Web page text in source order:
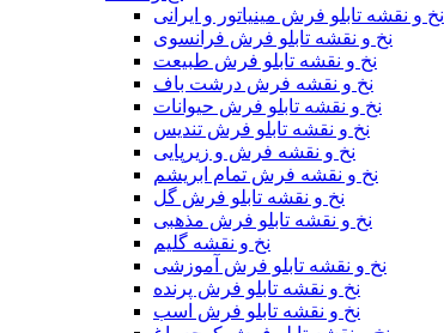
نخ و نقشه تابلو فرش مینیاتور و ایرانی
نخ و نقشه تابلو فرش فرانسوی
نخ و نقشه تابلو فرش طبیعت
نخ و نقشه فرش درشت باف
نخ و نقشه تابلو فرش حیوانات
نخ و نقشه تابلو فرش تندیس
نخ و نقشه فرش و زیرپایی
نخ و نقشه فرش تمام ابریشم
نخ و نقشه تابلو فرش گل
نخ و نقشه تابلو فرش مذهبی
نخ و نقشه گلیم
نخ و نقشه تابلو فرش آموزشی
نخ و نقشه تابلو فرش پرنده
نخ و نقشه تابلو فرش اسب